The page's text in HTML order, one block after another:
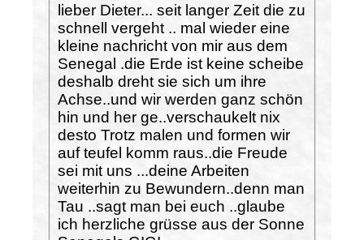
lieber Dieter... seit langer Zeit die zu
schnell vergeht .. mal wieder eine
kleine nachricht von mir aus dem
Senegal .die Erde ist keine scheibe
deshalb dreht sie sich um ihre
Achse..und wir werden ganz schön
hin und her ge..verschaukelt nix
desto Trotz malen und formen wir
auf teufel komm raus..die Freude
sei mit uns ...deine Arbeiten
weiterhin zu Bewundern..denn man
Tau ..sagt man bei euch ..glaube
ich herzliche grüsse aus der Sonne